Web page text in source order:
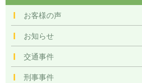
お客様の声
お知らせ
交通事件
刑事事件